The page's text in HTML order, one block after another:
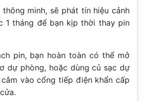
minh, sẽ phát tín hiệu cảnh
1 tháng để bạn kịp thời thay pin
pin, bạn hoàn toàn có thể mở
dự phòng, hoặc dùng củ sạc dự
vào cổng tiếp điện khẩn cấp